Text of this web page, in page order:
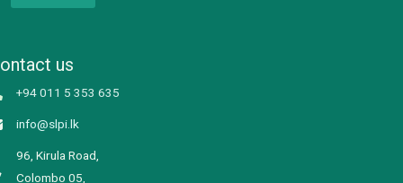
us
+94 011 5 353 635
info@slpi.lk
96, Kirula Road,
Colombo 05,